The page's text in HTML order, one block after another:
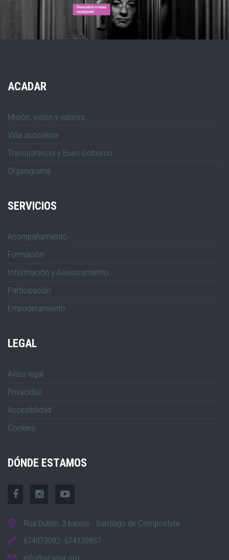
ACADAR
Misión, visión y valores
Vida asociativa
Transparencia y Buen Gobierno
Organigrama
SERVICIOS
Acompañamiento
Formación
Información y Asesoramiento
Participación
Empoderamiento
LEGAL
Aviso legal
Privacidad
Accesibilidad
Cookies
DÓNDE ESTAMOS
Rúa Dublín, 3 baixos - Santiago de Compostela
674073092- 674139837
info@acadar.org